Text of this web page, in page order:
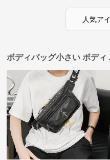
人気ア
ボディバッグ小さい ボデ